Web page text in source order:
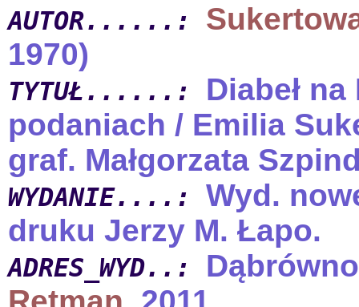
AUTOR......:
1970)
TYTUŁ......: Diabeł
podaniach / Emilia
graf. Małgorzata
WYDANIE....: Wyd.
druku Jerzy M. Łapo.
ADRES_WYD..: